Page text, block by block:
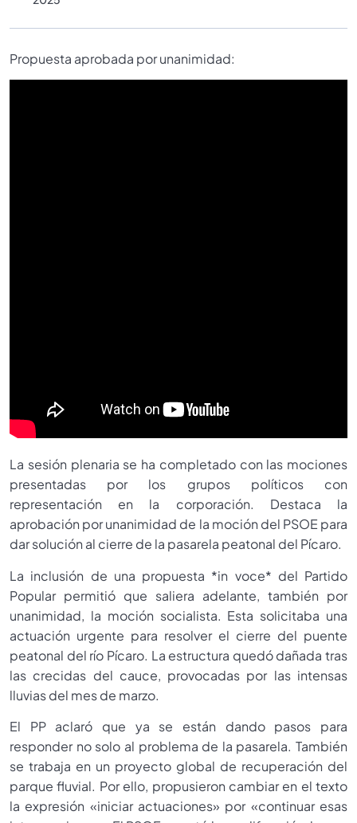
Propuesta aprobada por unanimidad:
La sesión plenaria se ha completado con las mociones
presentadas por los grupos políticos con
representación en la corporación. Destaca la
aprobación por unanimidad de la moción del PSOE para
dar solución al cierre de la pasarela peatonal del Pícaro.
La inclusión de una propuesta *in voce* del Partido
Popular permitió que saliera adelante, también por
unanimidad, la moción socialista. Esta solicitaba una
actuación urgente para resolver el cierre del puente
peatonal del río Pícaro. La estructura quedó dañada tras
las crecidas del cauce, provocadas por las intensas
lluvias del mes de marzo.
El PP aclaró que ya se están dando pasos para
responder no solo al problema de la pasarela. También
se trabaja en un proyecto global de recuperación del
parque fluvial. Por ello, propusieron cambiar en el texto
la expresión «iniciar actuaciones» por «continuar esas